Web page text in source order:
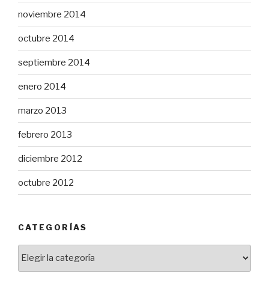
noviembre 2014
octubre 2014
septiembre 2014
enero 2014
marzo 2013
febrero 2013
diciembre 2012
octubre 2012
CATEGORÍAS